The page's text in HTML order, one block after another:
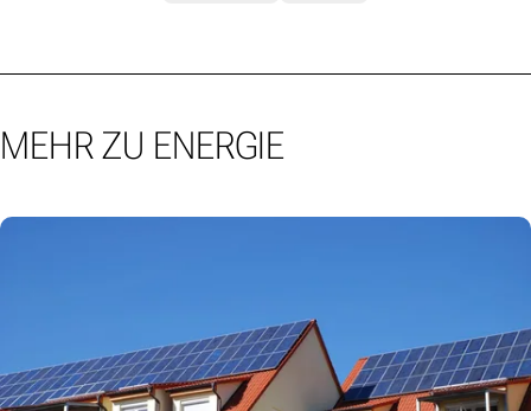
MEHR ZU ENERGIE